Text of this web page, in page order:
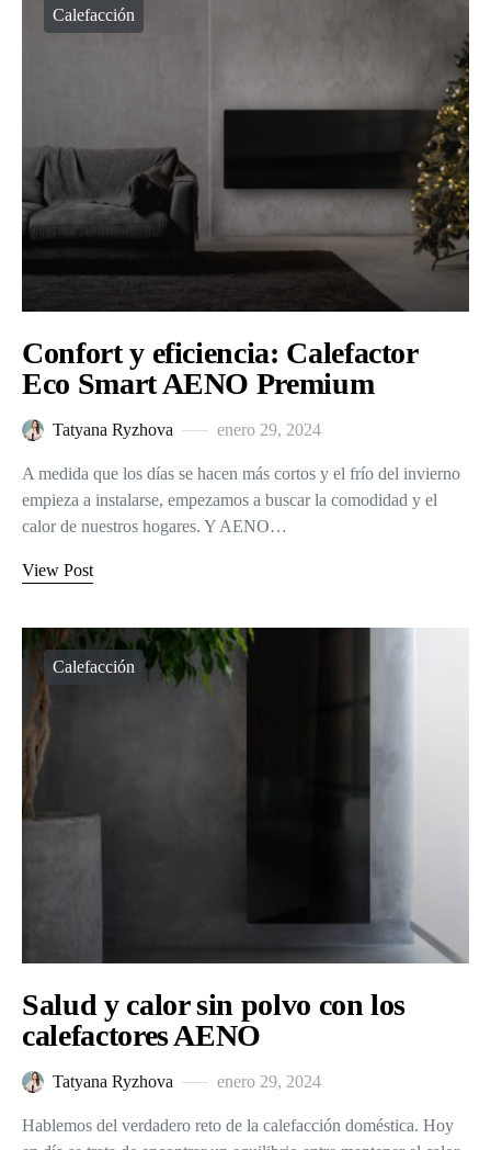
Calefacción
Confort y eficiencia: Calefactor
Eco Smart AENO Premium
Tatyana Ryzhova enero 29, 2024
A medida que los días se hacen más cortos y el frío del invierno
empieza a instalarse, empezamos a buscar la comodidad y el
calor de nuestros hogares. Y AENO…
View Post
Calefacción
Salud y calor sin polvo con los
calefactores AENO
Tatyana Ryzhova enero 29, 2024
Hablemos del verdadero reto de la calefacción doméstica. Hoy